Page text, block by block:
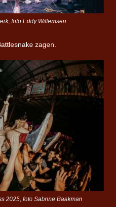
foto Eddy Willemsen
zagen.
2025, foto Sabrine Baakman